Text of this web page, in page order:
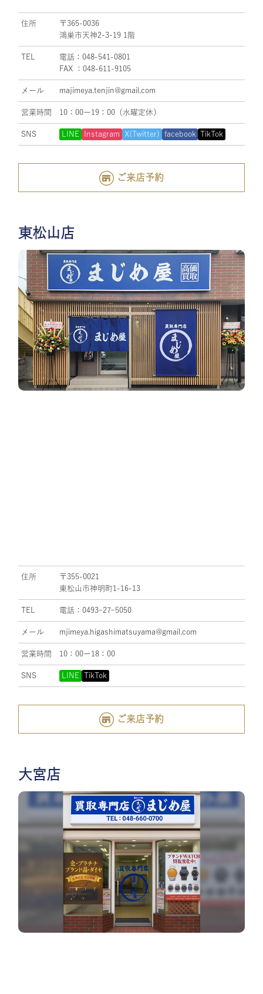
住所
〒365-0036
鴻巣市天神2-3-19 1階
TEL
電話：048-541-0801
FAX ：048-611-9105
メール majimeya.tenjin@gmail.com
営業時間 10：00ー19：00（水曜定休）
SNS LINE Instagram X(Twitter) facebook TikTok
ご来店予約
東松山店
住所
〒355-0021
東松山市神明町1-16-13
TEL 電話：0493ｰ27ｰ5050
メール mjimeya.higashimatsuyama@gmail.com
営業時間 10：00ー18：00
SNS LINE TikTok
ご来店予約
大宮店